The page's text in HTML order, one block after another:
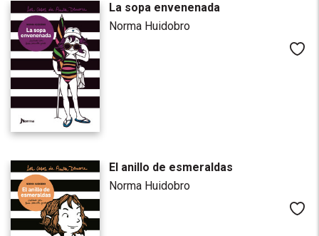
La sopa envenenada
Norma Huidobro
El anillo de esmeraldas
Norma Huidobro